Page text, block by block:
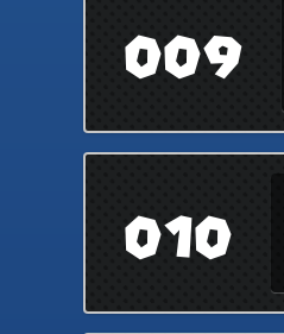
009
010